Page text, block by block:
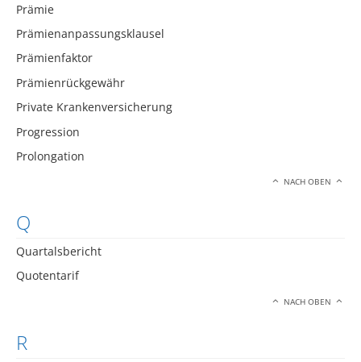
Prämie
Prämienanpassungsklausel
Prämienfaktor
Prämienrückgewähr
Private Krankenversicherung
Progression
Prolongation
NACH OBEN
Q
Quartalsbericht
Quotentarif
NACH OBEN
R